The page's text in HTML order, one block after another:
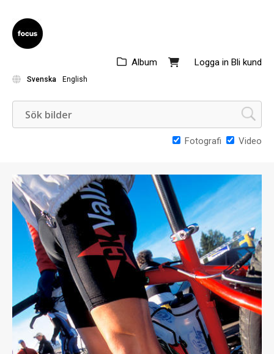
Logga in Bli kund
Album
Svenska English
Fotografi Video